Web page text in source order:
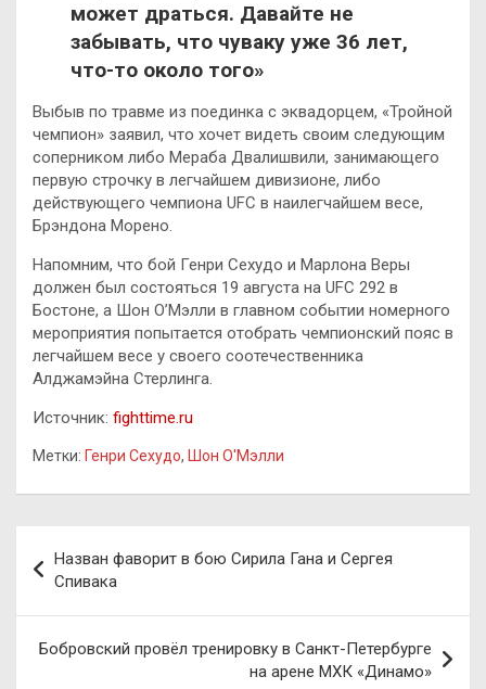
может драться. Давайте не
забывать, что чуваку уже 36 лет,
что-то около того»
Выбыв по травме из поединка с эквадорцем, «Тройной
чемпион» заявил, что хочет видеть своим следующим
соперником либо Мераба Двалишвили, занимающего
первую строчку в легчайшем дивизионе, либо
действующего чемпиона UFC в наилегчайшем весе,
Брэндона Морено.
Напомним, что бой Генри Сехудо и Марлона Веры
должен был состояться 19 августа на UFC 292 в
Бостоне, а Шон О’Мэлли в главном событии номерного
мероприятия попытается отобрать чемпионский пояс в
легчайшем весе у своего соотечественника
Алджамэйна Стерлинга.
Источник: fighttime.ru
Метки: Генри Сехудо, Шон О'Мэлли
по
записям
Назван фаворит в бою Сирила Гана и Сергея
Спивака
Бобровский провёл тренировку в Санкт-Петербурге
на арене МХК «Динамо»